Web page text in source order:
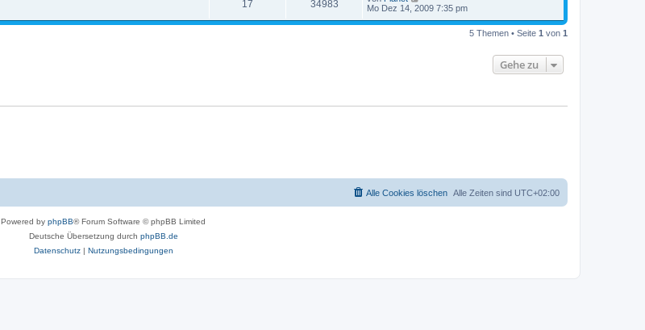
17 34983
Mo Dez 14, 2009 7:35 pm
5 Themen • Seite 1 von 1
Gehe zu
Alle Zeiten sind UTC+02:00
Alle Cookies löschen
Powered by phpBB® Forum Software © phpBB Limited
Deutsche Übersetzung durch phpBB.de
Datenschutz| Nutzungsbedingungen